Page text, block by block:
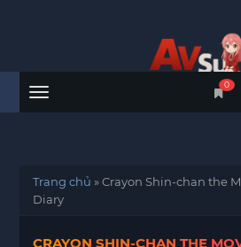
Menu
0
Trang chủ »Crayon Shin-chan the
Diary
CRAYON SHIN-CHAN THE